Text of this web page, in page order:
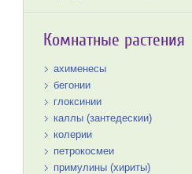
Комнатные растения
ахименесы
бегонии
глоксинии
каллы (зантедескии)
колерии
петрокосмеи
примулины (хириты)